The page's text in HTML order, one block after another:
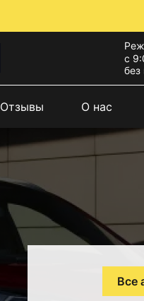
с
Отзывы О нас
Все